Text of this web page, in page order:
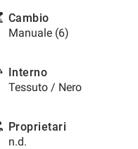
Cambio
Manuale (6)
Interno
Tessuto / Nero
Proprietari
n.d.